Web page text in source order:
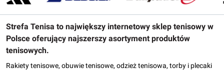
Strefa Tenisa to największy internetowy sklep tenisowy w
Polsce oferujący najszerszy asortyment produktów
tenisowych.
Rakiety tenisowe, obuwie tenisowe, odzież tenisowa, torby i plecaki